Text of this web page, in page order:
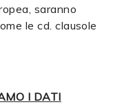
saranno
le cd. clausole
I DATI